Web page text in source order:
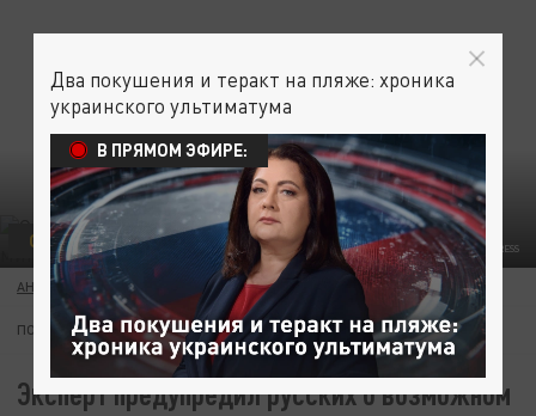
ФОТО: SERENE LEE/KEYSTONE PRESS AGENCY/GLOBALLOOKPRESS
ОБЩЕСТВО
АНАИТ САРКИСЯН 19 СЕНТЯБРЯ 14:16
ПОДПИШИТЕСЬ:
Эксперт предупредил русских о возможном
Два покушения и теракт на пляже: хроника
украинского ультиматума
В ПРЯМОМ ЭФИРЕ: